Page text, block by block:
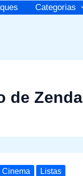
Categorias
de Zenda
Cinema Listas